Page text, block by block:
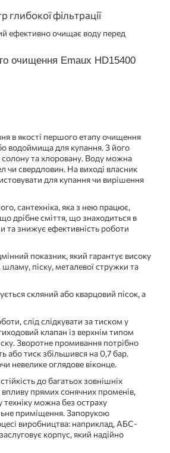
фільтрації
ефективно очищає воду перед
очищення Emaux HD15400
в якості першого етапу очищення
водоймища для купання. З його
та хлоровану. Воду можна
чи свердловин. На виході власник
для купання чи вирішення
сантехніка, яка з нею працює,
дрібне сміття, що знаходиться в
та знижує ефективність роботи
показник, який гарантує високу
піску, металевої стружки та
скляний або кварцовий пісок, а
слід слідкувати за тиском у
клапан із верхнім типом
Зворотне промивання потрібно
або тиск збільшився на 0,7 бар.
невелике оглядове віконце.
до багатьох зовнішніх
прямих сонячних променів,
техніку можна без остраху
приміщення. Запорукою
виробництва: наприклад, АБС-
корпус, який надійно